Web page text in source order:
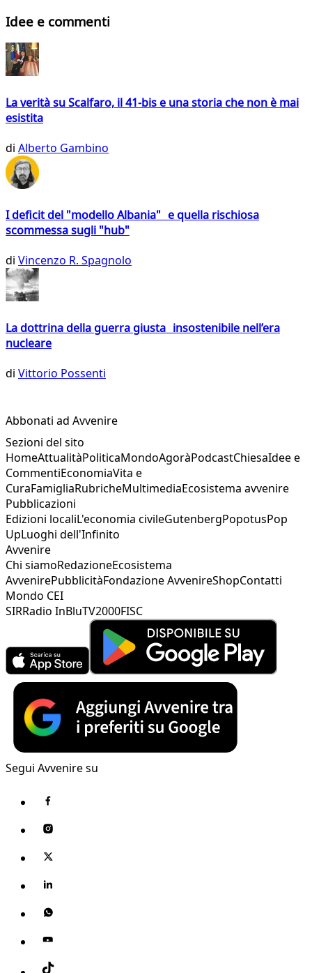
Idee e commenti
La verità su Scalfaro, il 41-bis e una storia che non è mai
esistita
di Alberto Gambino
I deficit del "modello Albania" e quella rischiosa
scommessa sugli "hub"
di Vincenzo R. Spagnolo
La dottrina della guerra giusta insostenibile nell’era
nucleare
di Vittorio Possenti
Abbonati ad Avvenire
Sezioni del sito
HomeAttualitàPoliticaMondoAgoràPodcastChiesaIdee e
CommentiEconomiaVita e
CuraFamigliaRubricheMultimediaEcosistema avvenire
Pubblicazioni
Edizioni localiL'economia civileGutenbergPopotusPop
UpLuoghi dell'Infinito
Avvenire
Chi siamoRedazioneEcosistema
AvvenirePubblicitàFondazione AvvenireShopContatti
Mondo CEI
SIRRadio InBluTV2000FISC
Segui Avvenire su